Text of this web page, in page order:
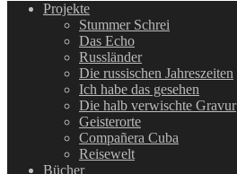
Projekte
Stummer Schrei
Das Echo
Russländer
Die russischen Jahreszeiten
Ich habe das gesehen
Die halb verwischte Gravur
Geisterorte
Compañera Cuba
Reisewelt
Bücher